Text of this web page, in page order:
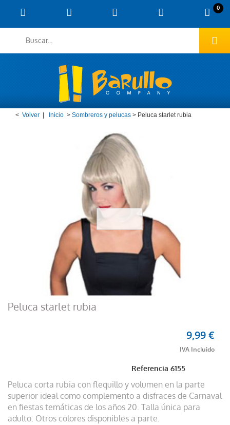
0
< Volver Inicio > Sombreros y pelucas > Peluca starlet rubia
Peluca starlet rubia
Referencia6155
9,99 €
Peluca corta rubia con flequillo y volumen en la parte
superior ideal como complemento a disfraces de Carnaval
en fiestas temáticas de los años 20. Talla única para
adulto. Otros colores disponibles a parte.